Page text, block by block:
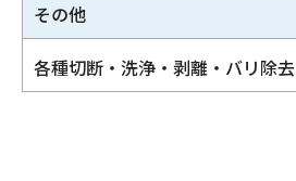
その他
各種切断・洗浄・剥離・バリ除去